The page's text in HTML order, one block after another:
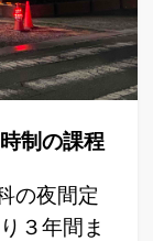
制の課程
の夜間定
３年間ま